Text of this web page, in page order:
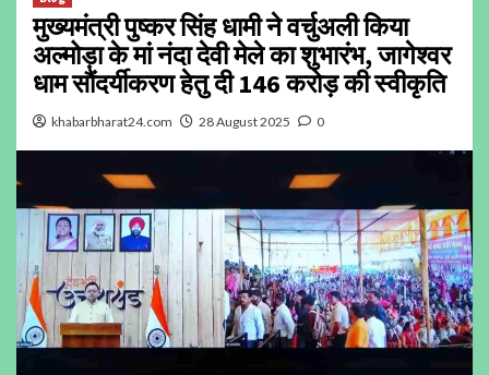
मुख्यमंत्री पुष्कर सिंह धामी ने वर्चुअली किया
अल्मोड़ा के मां नंदा देवी मेले का शुभारंभ, जागेश्वर
धाम सौंदर्यीकरण हेतु दी 146 करोड़ की स्वीकृति
khabarbharat24.com 28 August 2025 0